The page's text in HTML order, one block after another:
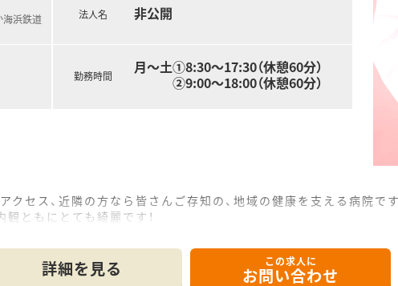
海浜鉄道 法人名 非公開
勤務時間
月～土①8:30～17:30（休憩60分）
②9:00～18:00（休憩60分）
セス、近隣の方なら皆さんご存知の、地域の健康を支える病院です
ともにとても綺麗です！
おすすめ
。シフトは相談のもと、柔軟に調整しております。事務の方もおり
詳細を見る この求人に
お問い合わせ